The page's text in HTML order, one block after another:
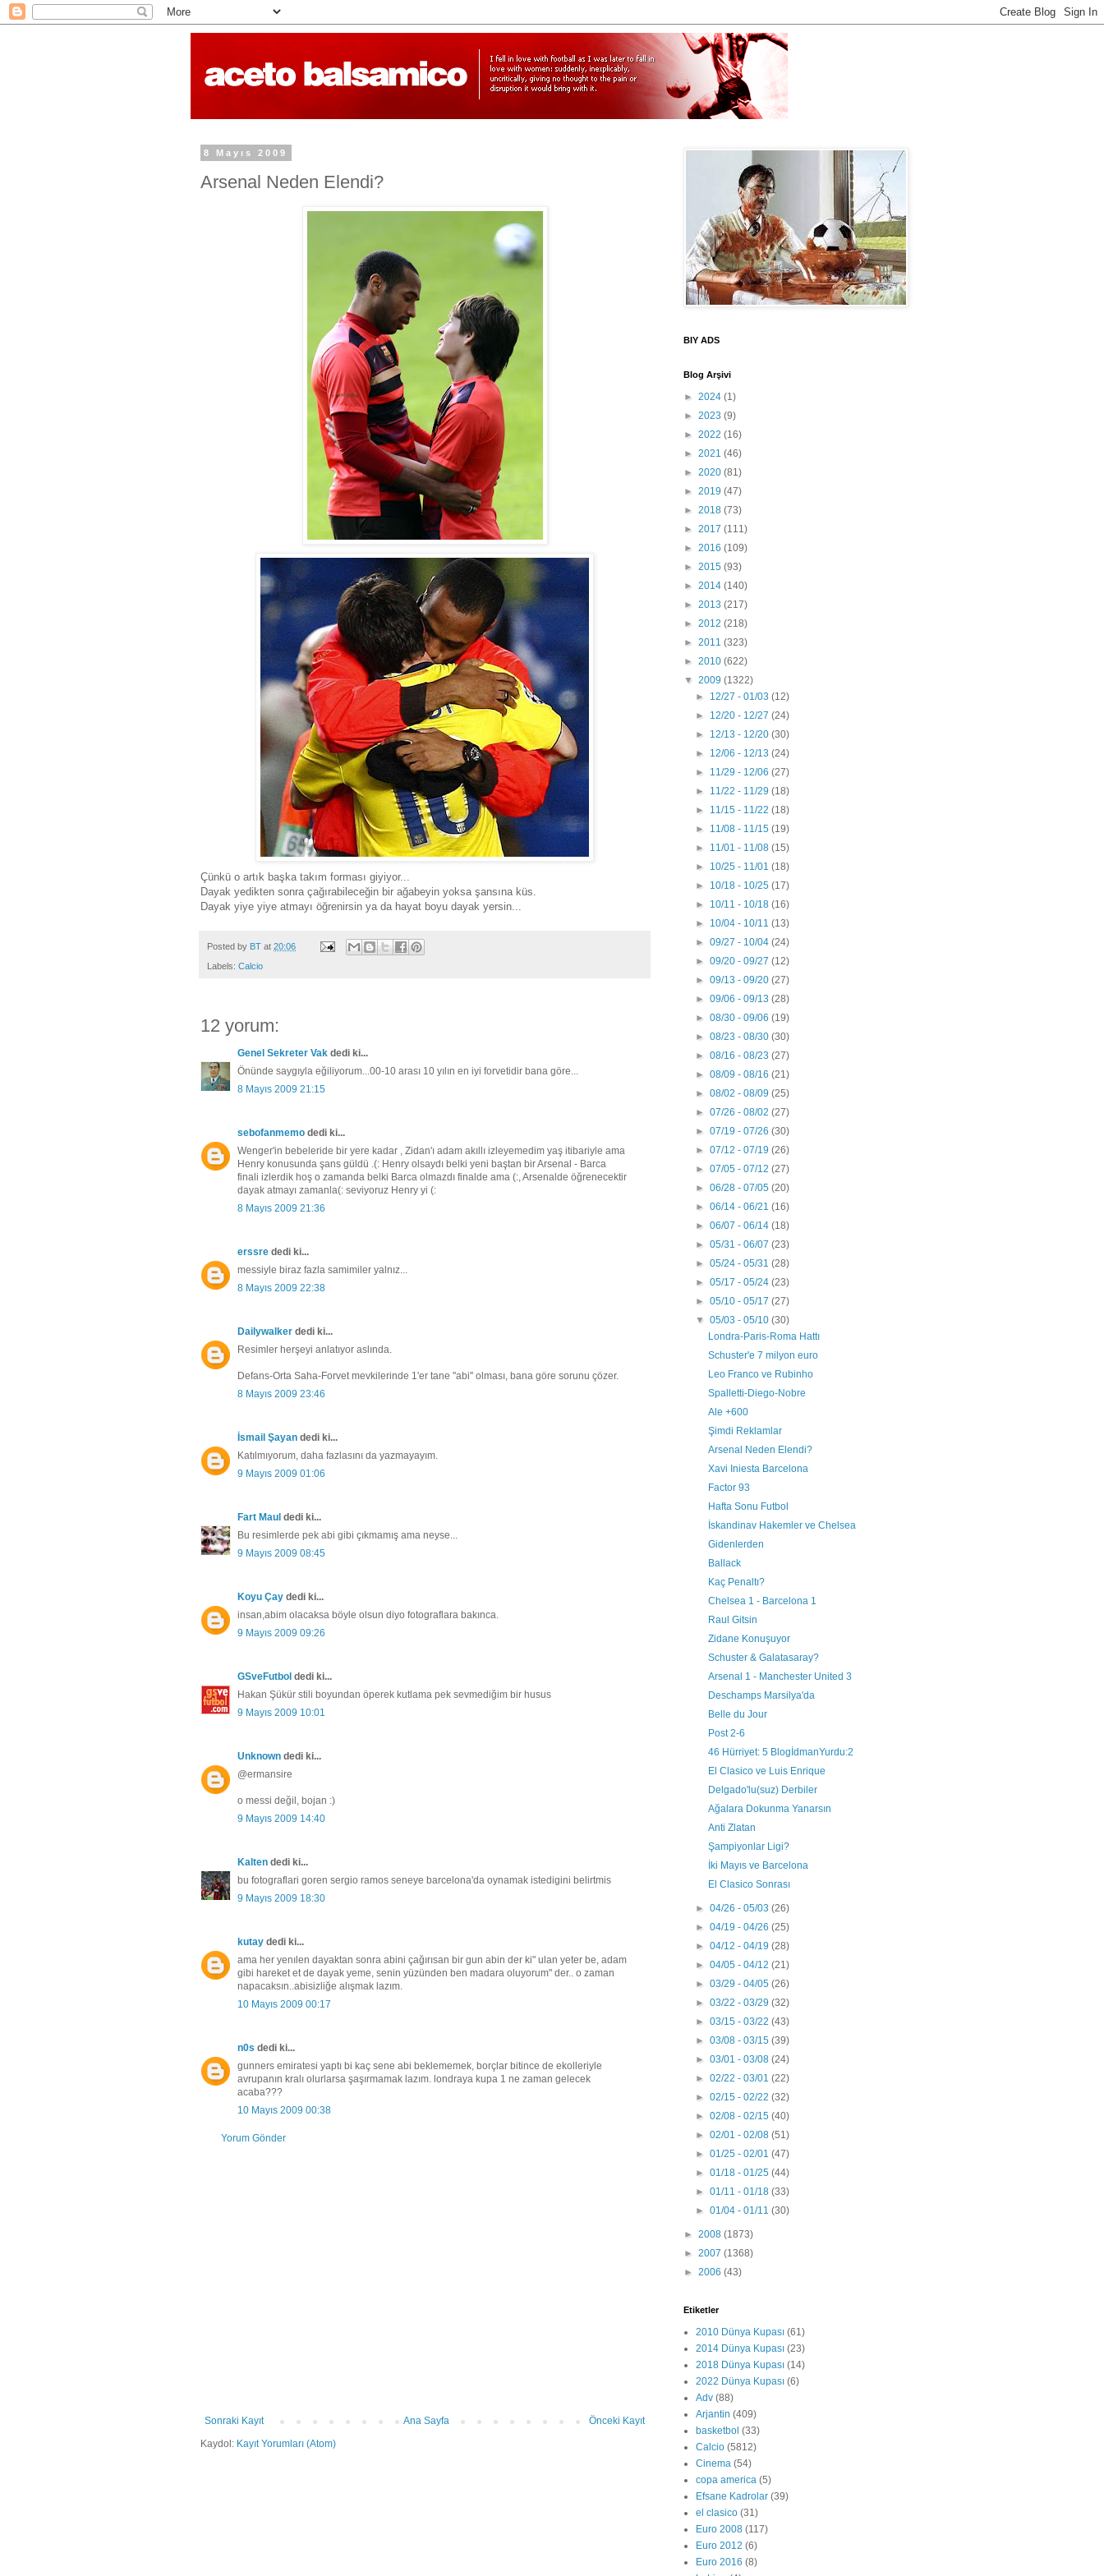
8 Mayıs 2009
Arsenal Neden Elendi?
Çünkü o artık başka takım forması giyiyor...
Dayak yedikten sonra çağırabileceğin bir ağabeyin yoksa şansına küs.
Dayak yiye yiye atmayı öğrenirsin ya da hayat boyu dayak yersin...
Posted by BT at 20:06
Labels: Calcio
12 yorum:
Genel Sekreter Vak dedi ki...
Önünde saygıyla eğiliyorum...00-10 arası 10 yılın en iyi forvetidir bana göre...
8 Mayıs 2009 21:15
sebofanmemo dedi ki...
Wenger'in bebeleride bir yere kadar , Zidan'ı adam akıllı izleyemedim yaş itibariyle ama
Henry konusunda şans güldü .(: Henry olsaydı belki yeni baştan bir Arsenal - Barca
finali izlerdik hoş o zamanda belki Barca olmazdı finalde ama (:, Arsenalde öğrenecektir
dayak atmayı zamanla(: seviyoruz Henry yi (:
8 Mayıs 2009 21:36
erssre dedi ki...
messiyle biraz fazla samimiler yalnız...
8 Mayıs 2009 22:38
Dailywalker dedi ki...
Resimler herşeyi anlatıyor aslında.
Defans-Orta Saha-Forvet mevkilerinde 1'er tane ''abi'' olması, bana göre sorunu çözer.
8 Mayıs 2009 23:46
İsmail Şayan dedi ki...
Katılmıyorum, daha fazlasını da yazmayayım.
9 Mayıs 2009 01:06
Fart Maul dedi ki...
Bu resimlerde pek abi gibi çıkmamış ama neyse...
9 Mayıs 2009 08:45
Koyu Çay dedi ki...
insan,abim olacaksa böyle olsun diyo fotograflara bakınca.
9 Mayıs 2009 09:26
GSveFutbol dedi ki...
Hakan Şükür stili boyundan öperek kutlama pek sevmediğim bir husus
9 Mayıs 2009 10:01
Unknown dedi ki...
@ermansire
o messi değil, bojan :)
9 Mayıs 2009 14:40
Kalten dedi ki...
bu fotograflari goren sergio ramos seneye barcelona'da oynamak istedigini belirtmis
9 Mayıs 2009 18:30
kutay dedi ki...
ama her yenılen dayaktan sonra abini çağırısan bir gun abin der ki" ulan yeter be, adam
gibi hareket et de dayak yeme, senin yüzünden ben madara oluyorum" der.. o zaman
napacaksın..abisizliğe alışmak lazım.
10 Mayıs 2009 00:17
n0s dedi ki...
gunners emiratesi yaptı bi kaç sene abi beklememek, borçlar bitince de ekolleriyle
avrupanın kralı olurlarsa şaşırmamak lazım. londraya kupa 1 ne zaman gelecek
acaba???
10 Mayıs 2009 00:38
Yorum Gönder
Sonraki Kayıt Önceki Kayıt
Ana Sayfa
Kaydol: Kayıt Yorumları (Atom)
BIY ADS
Blog Arşivi
► 2024 (1)
► 2023 (9)
► 2022 (16)
► 2021 (46)
► 2020 (81)
► 2019 (47)
► 2018 (73)
► 2017 (111)
► 2016 (109)
► 2015 (93)
► 2014 (140)
► 2013 (217)
► 2012 (218)
► 2011 (323)
► 2010 (622)
▼ 2009 (1322)
► 12/27 - 01/03(12)
► 12/20 - 12/27(24)
► 12/13 - 12/20(30)
► 12/06 - 12/13(24)
► 11/29 - 12/06(27)
► 11/22 - 11/29(18)
► 11/15 - 11/22(18)
► 11/08 - 11/15(19)
► 11/01 - 11/08(15)
► 10/25 - 11/01(18)
► 10/18 - 10/25(17)
► 10/11 - 10/18(16)
► 10/04 - 10/11(13)
►09/27 - 10/04(24)
►09/20 - 09/27(12)
►09/13 - 09/20(27)
►09/06 - 09/13(28)
►08/30 - 09/06(19)
►08/23 - 08/30(30)
►08/16 - 08/23(27)
►08/09 - 08/16(21)
►08/02 - 08/09(25)
►07/26 - 08/02(27)
►07/19 - 07/26(30)
►07/12 - 07/19(26)
►07/05 - 07/12(27)
►06/28 - 07/05(20)
►06/14 - 06/21(16)
►06/07 - 06/14(18)
►05/31 - 06/07(23)
►05/24 - 05/31(28)
►05/17 - 05/24(23)
►05/10 - 05/17(27)
▼05/03 - 05/10(30)
Londra-Paris-Roma Hattı
Schuster'e 7 milyon euro
Leo Franco ve Rubinho
Spalletti-Diego-Nobre
Ale +600
Şimdi Reklamlar
Arsenal Neden Elendi?
Xavi Iniesta Barcelona
Factor 93
Hafta Sonu Futbol
İskandinav Hakemler ve Chelsea
Gidenlerden
Ballack
Kaç Penaltı?
Chelsea 1 - Barcelona 1
Raul Gitsin
Zidane Konuşuyor
Schuster & Galatasaray?
Arsenal 1 - Manchester United 3
Deschamps Marsilya'da
Belle du Jour
Post 2-6
46 Hürriyet: 5 BlogİdmanYurdu:2
El Clasico ve Luis Enrique
Delgado'lu(suz) Derbiler
Ağalara Dokunma Yanarsın
Anti Zlatan
Şampiyonlar Ligi?
İki Mayıs ve Barcelona
El Clasico Sonrası
►04/26 - 05/03(26)
►04/19 - 04/26(25)
►04/12 - 04/19(28)
►04/05 - 04/12(21)
►03/29 - 04/05(26)
►03/22 - 03/29(32)
►03/15 - 03/22(43)
►03/08 - 03/15(39)
►03/01 - 03/08(24)
►02/22 - 03/01(22)
►02/15 - 02/22(32)
►02/08 - 02/15(40)
►02/01 - 02/08(51)
►01/25 - 02/01(47)
►01/18 - 01/25(44)
►01/11 - 01/18(33)
►01/04 - 01/11(30)
► 2008 (1873)
► 2007 (1368)
► 2006 (43)
Etiketler
2010 Dünya Kupası (61)
2014 Dünya Kupası (23)
2018 Dünya Kupası (14)
2022 Dünya Kupası (6)
Adv (88)
Arjantin (409)
basketbol (33)
Calcio (5812)
Cinema (54)
copa america (5)
Efsane Kadrolar (39)
el clasico (31)
Euro 2008 (117)
Euro 2012 (6)
Euro 2016 (8)